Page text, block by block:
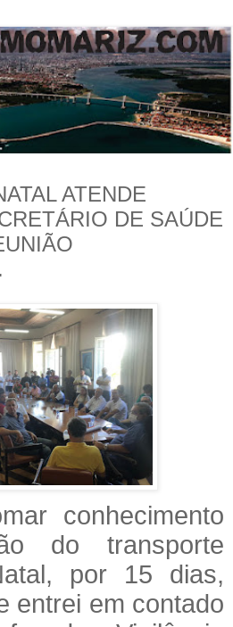
ATENDE
DE SAÚDE
conhecimento
do transporte
por 15 dias,
entrei em contado